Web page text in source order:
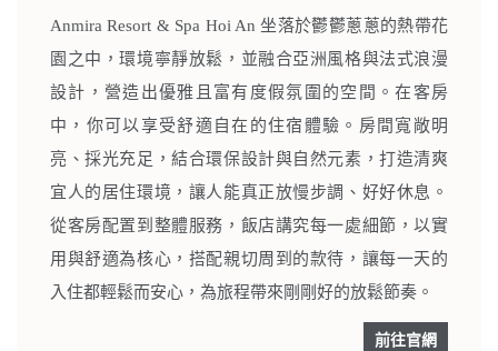
Anmira Resort & Spa Hoi An 坐落於鬱鬱蔥蔥的熱帶花
園之中，環境寧靜放鬆，並融合亞洲風格與法式浪漫
設計，營造出優雅且富有度假氛圍的空間。在客房
中，你可以享受舒適自在的住宿體驗。房間寬敞明
亮、採光充足，結合環保設計與自然元素，打造清爽
宜人的居住環境，讓人能真正放慢步調、好好休息。
從客房配置到整體服務，飯店講究每一處細節，以實
用與舒適為核心，搭配親切周到的款待，讓每一天的
入住都輕鬆而安心，為旅程帶來剛剛好的放鬆節奏。
前往官網